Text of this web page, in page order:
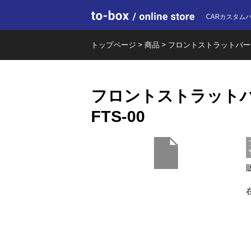
to-box online
CARカスタム
トップページ > 商品 > フロントストラットバ
フロントストラット
FTS-00